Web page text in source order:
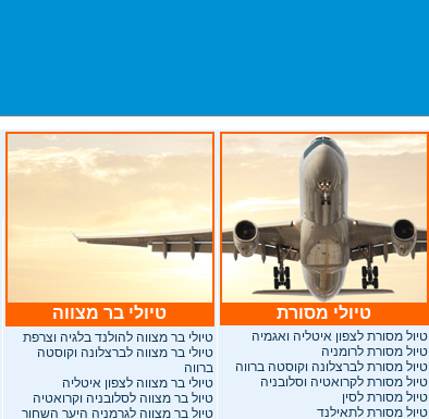
טיולי מסורת
טיול מסורת לצפון איטליה ואגמיה
טיול מסורת לרומניה
טיול מסורת לברצלונה וקוסטה ברווה
טיול מסורת לקרואטיה וסלובניה
טיול מסורת לסין
טיול מסורת לתאילנד
טיולי בר מצווה
טיולי בר מצווה להולנד בלגיה וצרפת
טיולי בר מצווה לברצלונה וקוסטה
ברווה
טיולי בר מצווה לצפון איטליה
טיול בר מצווה לסלובניה וקרואטיה
טיול בר מצווה לגרמניה היער השחור